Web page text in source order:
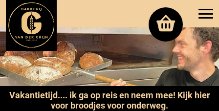
Vakantietijd.... ik ga op reis en neem mee! Kijk hier
voor broodjes voor onderweg.